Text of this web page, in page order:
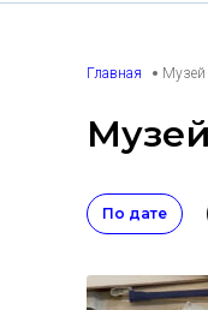
Главная Музей
По дате